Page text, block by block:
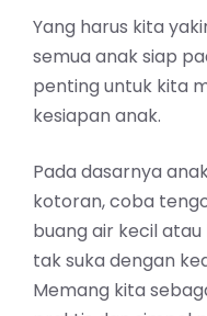
Yang harus kita
semua anak siap
penting untuk kita
kesiapan anak.
Pada dasarnya
kotoran, coba
buang air kecil
tak suka dengan
Memang kita